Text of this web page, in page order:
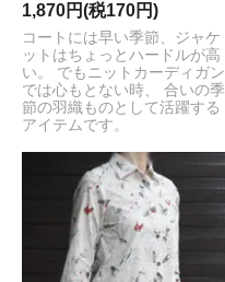
1,870円(税170円)
コートには早い季節、ジャケ
ットはちょっとハードルが高
い。 でもニットカーディガン
では心もとない時、 合いの季
節の羽織ものとして活躍する
アイテムです。